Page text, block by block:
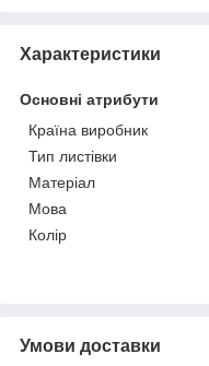
Характеристики
Основні атрибути
Країна виробник
Тип листівки
Матеріал
Мова
Колір
Умови доставки